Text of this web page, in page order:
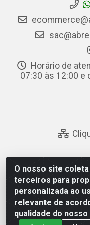
O nosso site
terceiros para
personalizada ao
relevante de
qualidade do
Horário de
07:30 às 12:00 e
Abreu & Silva - Rua
Olho D'Água das